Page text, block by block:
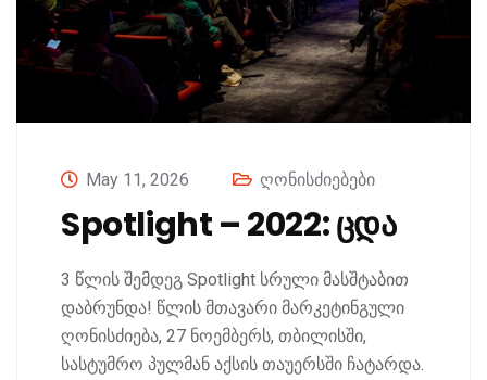
May 11, 2026 ღონისძიებები
Spotlight – 2022: ცდა
3 წლის შემდეგ Spotlight სრული მასშტაბით
დაბრუნდა! წლის მთავარი მარკეტინგული
ღონისძიება, 27 ნოემბერს, თბილისში,
სასტუმრო პულმან აქსის თაუერსში ჩატარდა.